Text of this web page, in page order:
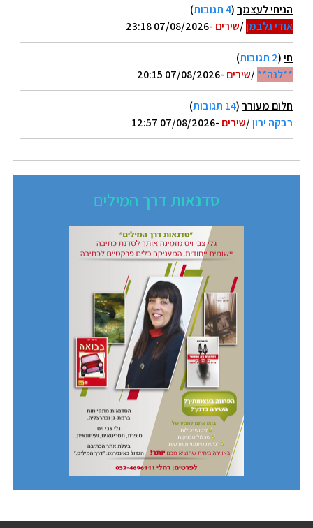
הניחי לעצמך(4 תגובות
)
אודי גלבמן/שירים -07/08/2026 23:18
חי(2 תגובות
)
**לנה**/שירים -07/08/2026 20:15
חלום מעורר(14 תגובות
)
רבקה ירון/שירים -07/08/2026 12:57
סדנאות דרך המילים